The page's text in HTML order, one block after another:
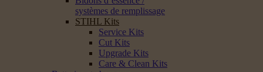
systèmes de remplissage
STIHL Kits
Service Kits
Cut Kits
Upgrade Kits
Care & Clean Kits